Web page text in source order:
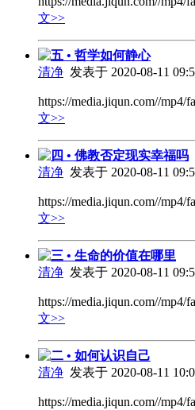
文>>
五 • 哲学如何静心
清净 发表于 2020-08-11
https://media.jiqun.com//mp4/
文>>
四 • 佛教否定现实幸福吗
清净 发表于 2020-08-11
https://media.jiqun.com//mp4/
文>>
三 • 生命的价值在哪里
清净 发表于 2020-08-11
https://media.jiqun.com//mp4/
文>>
二 • 如何认识自己
清净 发表于 2020-08-11
https://media.jiqun.com//mp4/